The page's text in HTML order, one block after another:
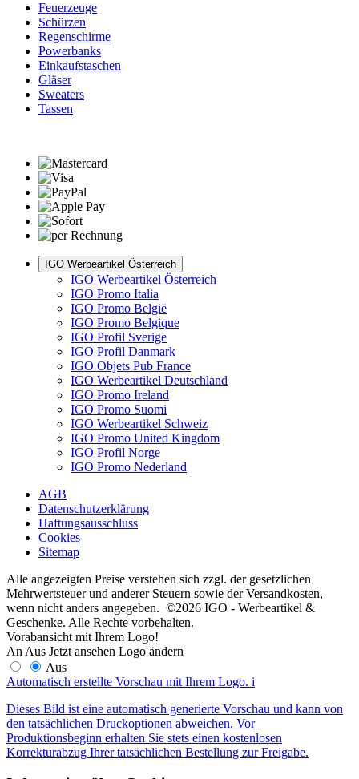
Feuerzeuge
Schürzen
Regenschirme
Powerbanks
Einkaufstaschen
Gläser
Sweaters
Tassen
IGO Werbeartikel Österreich
IGO Werbeartikel Österreich
IGO Promo Italia
IGO Promo België
IGO Promo Belgique
IGO Profil Sverige
IGO Profil Danmark
IGO Objets Pub France
IGO Werbeartikel Deutschland
IGO Promo Ireland
IGO Promo Suomi
IGO Werbeartikel Schweiz
IGO Promo United Kingdom
IGO Profil Norge
IGO Promo Nederland
AGB
Datenschutzerklärung
Haftungsausschluss
Cookies
Sitemap
Alle angezeigten Preise verstehen sich zzgl. der gesetzlichen
Mehrwertsteuer und anderer Steuern sowie der Versandkosten,
wenn nicht anders angegeben. ©2026 IGO - Werbeartikel &
Geschenke. Alle Rechte vorbehalten.
Vorabansicht mit Ihrem Logo!
An Aus Jetzt ansehen Logo ändern
Aus
Automatisch erstellte Vorschau mit Ihrem Logo. i
Dieses Bild ist eine automatisch generierte Vorschau und kann von
den tatsächlichen Druckoptionen abweichen. Vor
Produktionsbeginn erhalten Sie stets einen kostenlosen
Korrekturabzug Ihrer tatsächlichen Bestellung zur Freigabe.